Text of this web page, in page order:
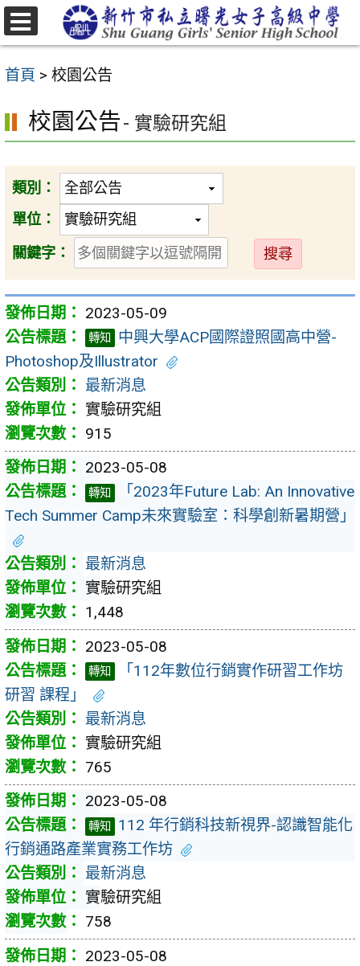
跳
至
要
容
首頁 > 校園公告
校園公告- 實驗研究組
類別：
單位：
關鍵字：
送
出
2023-05-09
轉知
中興大學ACP國際證照國高中營-
Photoshop及Illustrator
最新消息
實驗研究組
915
2023-05-08
轉知
「2023年Future Lab: An Innovative
Tech Summer Camp未來實驗室：科學創新暑期營」
最新消息
實驗研究組
1,448
2023-05-08
轉知
「112年數位行銷實作研習工作坊
研習 課程」
最新消息
實驗研究組
765
2023-05-08
轉知
112 年行銷科技新視界-認識智能化
行銷通路產業實務工作坊
最新消息
實驗研究組
758
2023-05-08
選
單